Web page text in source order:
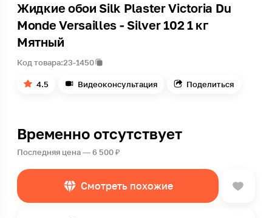
Жидкие обои Silk Plaster Victoria Du
Monde Versailles - Silver 102 1 кг
Мятный
Код товара:23-1450
4.5 Видеоконсультация Поделиться
Временно отсутствует
Последняя цена — 6 500 ₽
Смотреть похожие